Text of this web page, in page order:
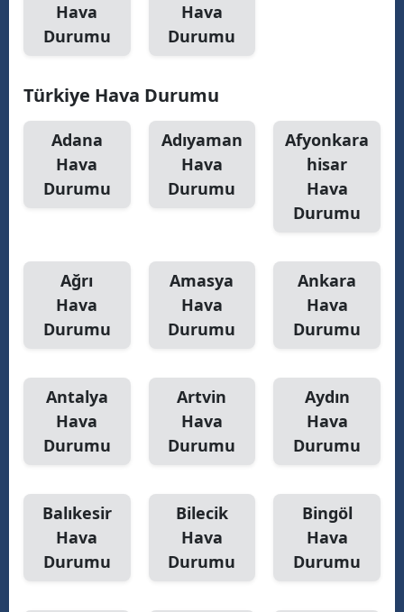
Hava
Durumu
Hava
Durumu
Türkiye Hava Durumu
Adana
Hava
Durumu
Adıyaman
Hava
Durumu
Afyonkara
hisar
Hava
Durumu
Ağrı
Hava
Durumu
Amasya
Hava
Durumu
Ankara
Hava
Durumu
Antalya
Hava
Durumu
Artvin
Hava
Durumu
Aydın
Hava
Durumu
Balıkesir
Hava
Durumu
Bilecik
Hava
Durumu
Bingöl
Hava
Durumu